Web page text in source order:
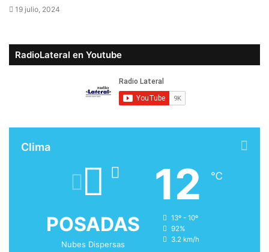
19 julio, 2024
RadioLateral en Youtube
Clima
POSADAS
Nubes Dispersas
12 ℃
13º - 10º
92%
3.2 km/h